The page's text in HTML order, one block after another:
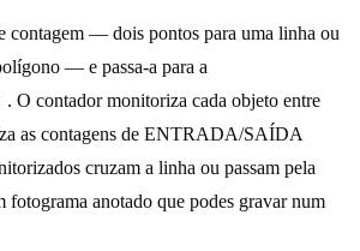
contagem — dois pontos para uma linha ou
— e passa-a para a
. O contador monitoriza cada objeto entre
as contagens de ENTRADA/SAÍDA
cruzam a linha ou passam pela
fotograma anotado que podes gravar num